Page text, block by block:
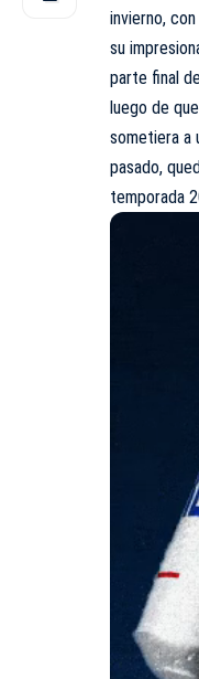
invierno,
su
parte final
luego de
sometiera a
pasado,
temporada